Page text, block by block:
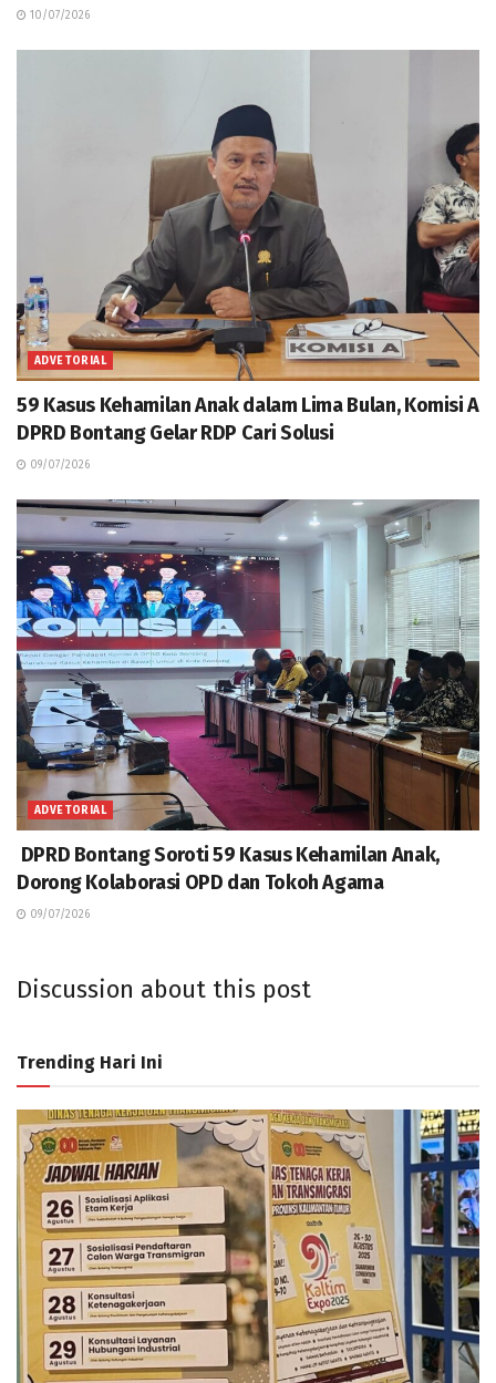
10/07/2026
ADVETORIAL
59 Kasus Kehamilan Anak dalam Lima Bulan, Komisi A
DPRD Bontang Gelar RDP Cari Solusi
09/07/2026
ADVETORIAL
DPRD Bontang Soroti 59 Kasus Kehamilan Anak,
Dorong Kolaborasi OPD dan Tokoh Agama
09/07/2026
Discussion about this post
Trending Hari Ini